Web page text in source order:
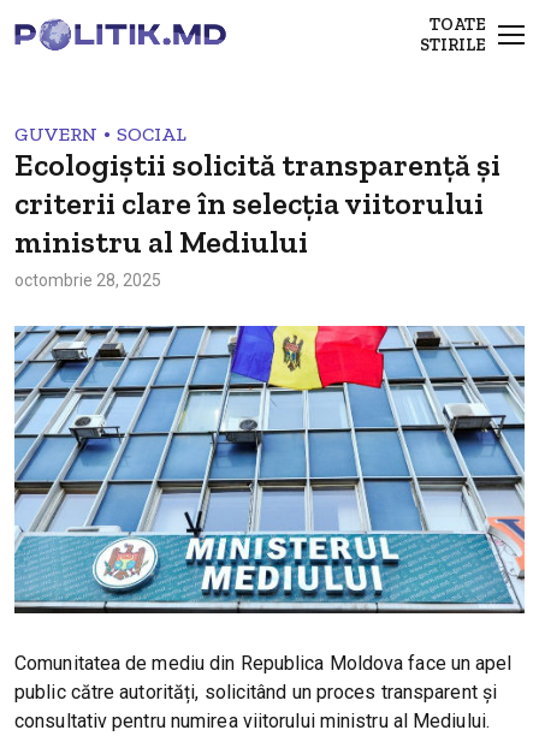
TOATE
STIRILE
GUVERN • SOCIAL
Ecologiștii solicită transparență și
criterii clare în selecția viitorului
ministru al Mediului
octombrie 28, 2025
Comunitatea de mediu din Republica Moldova face un apel
public către autorități, solicitând un proces transparent și
consultativ pentru numirea viitorului ministru al Mediului.